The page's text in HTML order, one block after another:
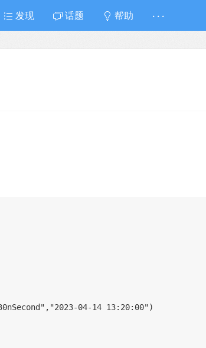
发现 话题 帮助 · · ·
04-14 13:20:00")